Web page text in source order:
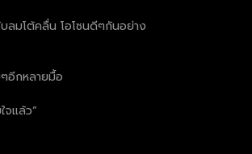
ลมโต้คลื่น โอโซนดีๆกันอย่าง
ๆอีกหลายมื้อ
จแล้ว”